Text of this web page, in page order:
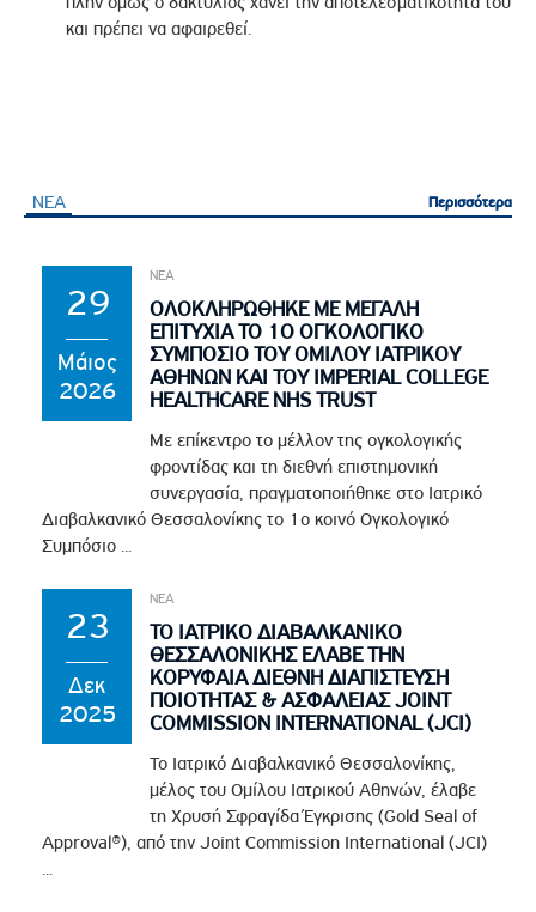
και πρέπει να αφαιρεθεί.
ΝΕΑ Περισσότερα
Περισσότερα
29
Μάιος
2026
ΝΕΑ
ΟΛΟΚΛΗΡΩΘΗΚΕ ΜΕ ΜΕΓΑΛΗ
ΕΠΙΤΥΧΙΑ ΤΟ 1Ο ΟΓΚΟΛΟΓΙΚΟ
ΣΥΜΠΟΣΙΟ ΤΟΥ ΟΜΙΛΟΥ ΙΑΤΡΙΚΟΥ
ΑΘΗΝΩΝ ΚΑΙ ΤΟΥ IMPERIAL COLLEGE
HEALTHCARE NHS TRUST
Με επίκεντρο το μέλλον της ογκολογικής
φροντίδας και τη διεθνή επιστημονική
συνεργασία, πραγματοποιήθηκε στο Ιατρικό
Διαβαλκανικό Θεσσαλονίκης το 1ο κοινό Ογκολογικό
Συμπόσιο ...
23
Δεκ
2025
ΝΕΑ
ΤΟ ΙΑΤΡΙΚΟ ΔΙΑΒΑΛΚΑΝΙΚΟ
ΘΕΣΣΑΛΟΝΙΚΗΣ ΕΛΑΒΕ ΤΗΝ
ΚΟΡΥΦΑΙΑ ΔΙΕΘΝΗ ΔΙΑΠΙΣΤΕΥΣΗ
ΠΟΙΟΤΗΤΑΣ & ΑΣΦΑΛΕΙΑΣ JOINT
COMMISSION INTERNATIONAL (JCI)
Το Ιατρικό Διαβαλκανικό Θεσσαλονίκης,
μέλος του Ομίλου Ιατρικού Αθηνών, έλαβε
τη Χρυσή Σφραγίδα Έγκρισης (Gold Seal of
Approval®), από την Joint Commission International (JCI)
...